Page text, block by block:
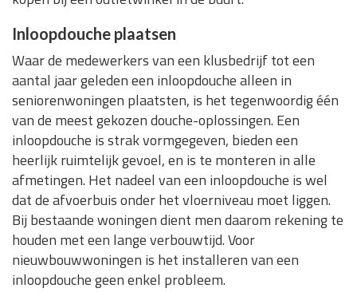
Inloopdouche plaatsen
Waar de medewerkers van een klusbedrijf tot een
aantal jaar geleden een inloopdouche alleen in
seniorenwoningen plaatsten, is het tegenwoordig één
van de meest gekozen douche-oplossingen. Een
inloopdouche is strak vormgegeven, bieden een
heerlijk ruimtelijk gevoel, en is te monteren in alle
afmetingen. Het nadeel van een inloopdouche is wel
dat de afvoerbuis onder het vloerniveau moet liggen.
Bij bestaande woningen dient men daarom rekening te
houden met een lange verbouwtijd. Voor
nieuwbouwwoningen is het installeren van een
inloopdouche geen enkel probleem.